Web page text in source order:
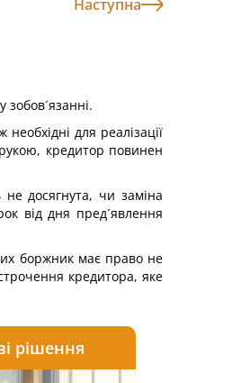
Наступна
для реалізації
кредитор повинен
досягнута, чи заміна
від дня пред´явлення
боржник має право не
кредитора, яке
рішення